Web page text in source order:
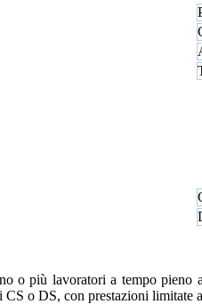
o più lavoratori a tempo pieno
o DS, con prestazioni